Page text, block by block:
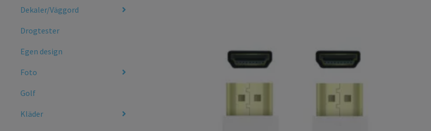
Dekaler/Väggord
Drogtester
Egen design
Foto
Golf
Kläder